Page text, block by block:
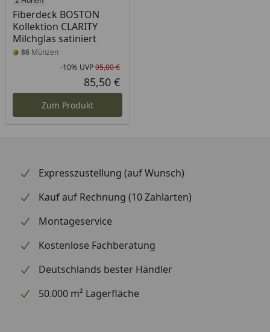
Fiberdeck BOSTON
Kollektion CLARITY
Milchglas satiniert
86 Münzen
Rabatt in Prozent
-10%
Ursprünglicher Preis
UVP95,00 €
Aktueller Preis
85,50 €
Zum Produkt
Expresszustellung (auf Wunsch)
Kauf auf Rechnung (10 Zahlarten)
Montageservice
Kostenlose Fachberatung
Deutschlands bester Händler
50.000 m² Lagerfläche